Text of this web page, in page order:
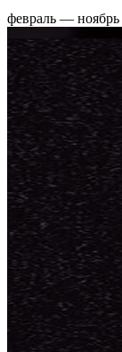
февраль — ноябрь